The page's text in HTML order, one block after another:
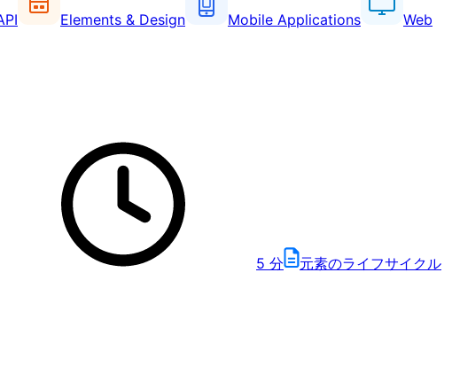
Elements & Design Mobile Applications Web
5 分 元素のライフサイクル